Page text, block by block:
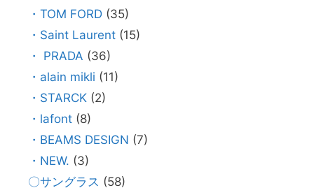
・TOM FORD (35)
・Saint Laurent (15)
・ PRADA (36)
・alain mikli (11)
・STARCK (2)
・lafont (8)
・BEAMS DESIGN (7)
・NEW. (3)
〇サングラス (58)